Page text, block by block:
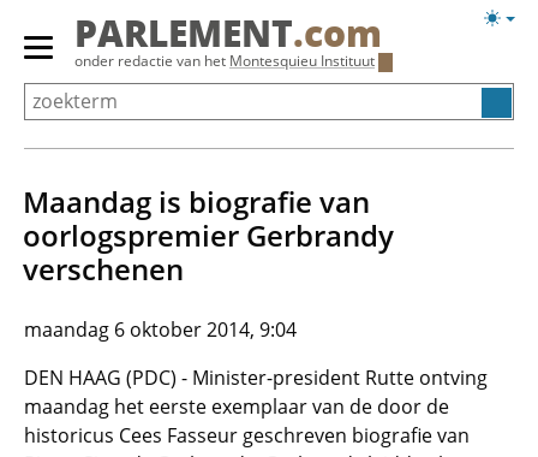
Overslaan
Primair
menu
tonen/verbergen
PARLEMENT.com
onder redactie van het Montesquieu Instituut
Maandag is biografie van
oorlogspremier Gerbrandy
verschenen
maandag 6 oktober 2014, 9:04
DEN HAAG (PDC) - Minister-president Rutte ontving
maandag het eerste exemplaar van de door de
historicus Cees Fasseur geschreven biografie van